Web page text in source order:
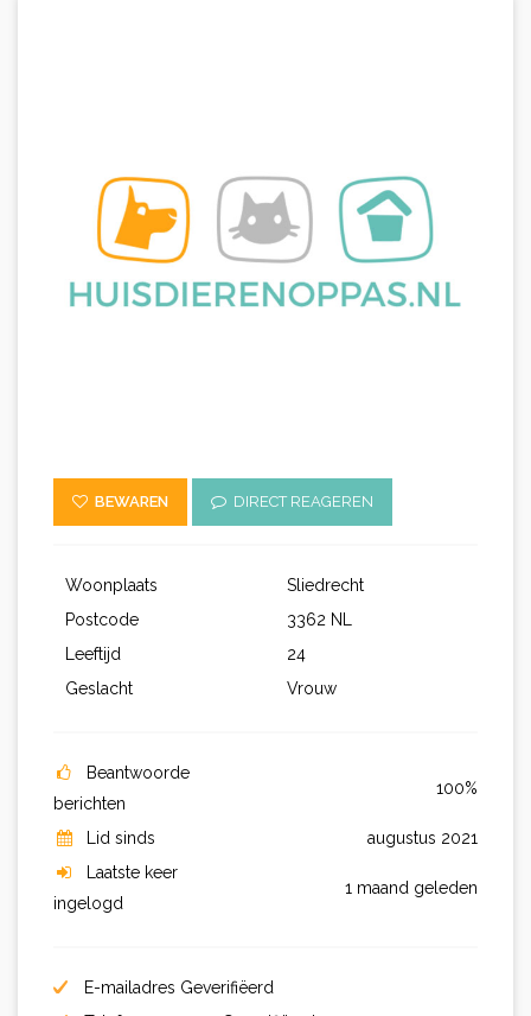
BEWAREN DIRECT REAGEREN
Woonplaats
Sliedrecht
Postcode
3362 NL
Leeftijd
24
Geslacht
Vrouw
Beantwoorde
berichten
100%
Lid sinds
augustus 2021
Laatste keer
ingelogd
1 maand geleden
E-mailadres Geverifiëerd